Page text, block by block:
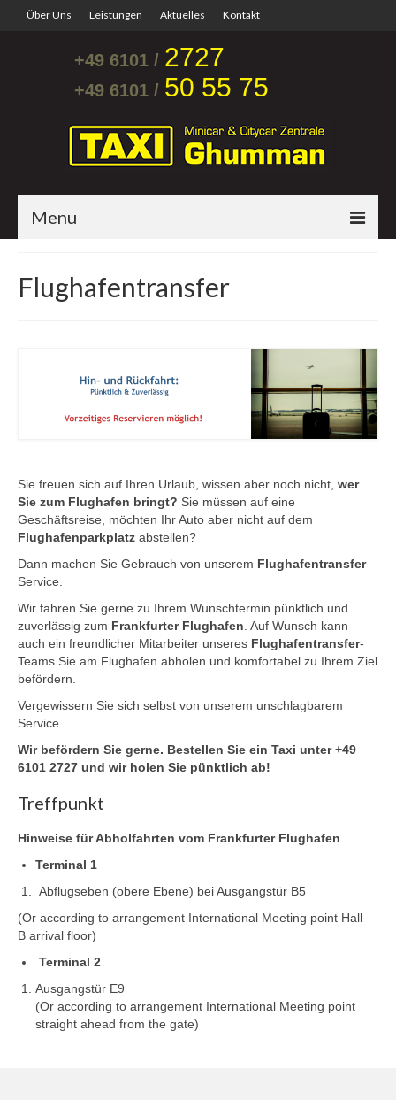
Über Uns Leistungen Aktuelles Kontakt
+49 6101 / 2727
+49 6101 / 50 55 75
Menu
Flughafentransfer
Mini & City Car
Flughafentransfer
Sie freuen sich auf Ihren Urlaub, wissen aber noch nicht, wer
Sie zum Flughafen bringt? Sie müssen auf eine
Geschäftsreise, möchten Ihr Auto aber nicht auf dem
Flughafenparkplatz abstellen?
Dann machen Sie Gebrauch von unserem Flughafentransfer
Service.
Wir fahren Sie gerne zu Ihrem Wunschtermin pünktlich und
zuverlässig zum Frankfurter Flughafen . Auf Wunsch kann
auch ein freundlicher Mitarbeiter unseres Flughafentransfer-
Teams Sie am Flughafen abholen und komfortabel zu Ihrem Ziel
befördern.
Vergewissern Sie sich selbst von unserem unschlagbarem
Service.
Wir befördern Sie gerne. Bestellen Sie ein Taxi unter +49
6101 2727 und wir holen Sie pünktlich ab!
Treffpunkt
Hinweise für Abholfahrten vom Frankfurter Flughafen
Terminal 1
Abflugseben (obere Ebene) bei Ausgangstür B5
(Or according to arrangement International Meeting point Hall
B arrival floor)
Terminal 2
Ausgangstür E9
(Or according to arrangement International Meeting point
straight ahead from the gate)